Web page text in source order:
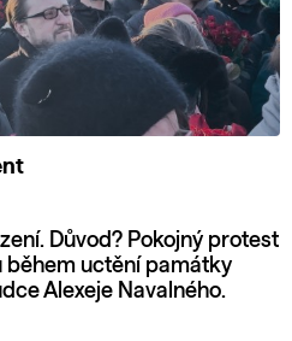
Důvod? Pokojný protest
během uctění památky
Alexeje Navalného.